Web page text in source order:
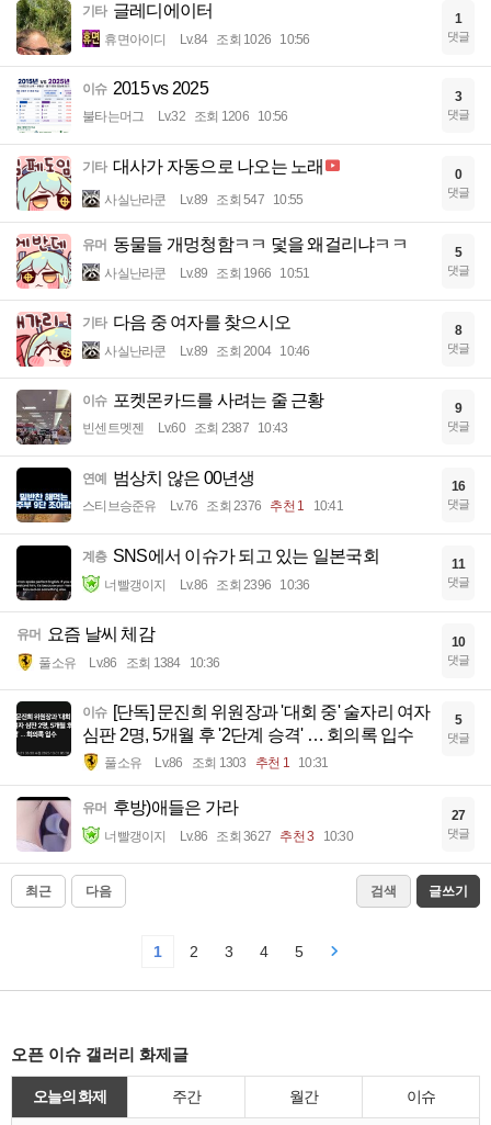
기타 글레디에이터
휴면아이디 Lv.84 조회 1026 10:56
1
댓글
이슈 2015 vs 2025
불타는머그 Lv.32 조회 1206 10:56
3
댓글
기타 대사가 자동으로 나오는 노래
사실난라쿤 Lv.89 조회 547 10:55
0
댓글
유머 동물들 개멍청함ㅋㅋ 덫을 왜걸리냐ㅋㅋ
사실난라쿤 Lv.89 조회 1966 10:51
5
댓글
기타 다음 중 여자를 찾으시오
사실난라쿤 Lv.89 조회 2004 10:46
8
댓글
이슈 포켓몬카드를 사려는 줄 근황
빈센트멧젠 Lv.60 조회 2387 10:43
9
댓글
연예 범상치 않은 00년생
스티브승준유 Lv.76 조회 2376 추천 1 10:41
16
댓글
계층 SNS에서 이슈가 되고 있는 일본국회
너빨갱이지 Lv.86 조회 2396 10:36
11
댓글
유머 요즘 날씨 체감
풀소유 Lv.86 조회 1384 10:36
10
댓글
이슈
[단독] 문진희 위원장과 '대회 중' 술자리 여자
심판 2명, 5개월 후 '2단계 승격' … 회의록 입수
풀소유 Lv.86 조회 1303 추천 1 10:31
5
댓글
유머 후방)애들은 가라
너빨갱이지 Lv.86 조회 3627 추천 3 10:30
27
댓글
최근 다음 검색 글쓰기
1 2 3 4 5
오픈 이슈 갤러리 화제글
오늘의 화제 주간 월간 이슈